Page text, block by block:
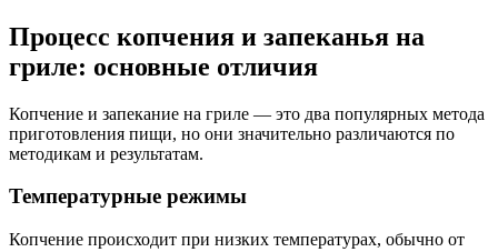
Процесс копчения и запеканья на
гриле: основные отличия
Копчение и запекание на гриле — это два популярных метода
приготовления пищи, но они значительно различаются по
методикам и результатам.
Температурные режимы
Копчение происходит при низких температурах, обычно от